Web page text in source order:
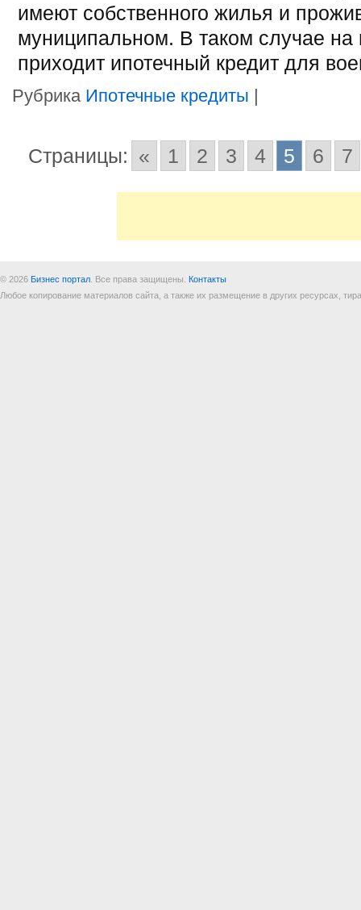
имеют собственного жилья и
муниципальном. В таком случае
приходит ипотечный кредит для
Рубрика Ипотечные кредиты |
Страницы: « 1 2 3 4 5 6 7
© 2026 Бизнес портал . Все права защищены. Контакты
Любое копирование материалов сайта, а также их размещение в других ресурсах,